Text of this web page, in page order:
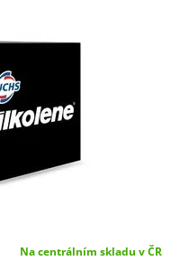
Na centrálním skladu v ČR